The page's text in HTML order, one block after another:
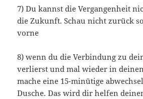
7) Du kannst die Vergangenheit
die Zukunft. Schau nicht zurück
vorne
8) wenn du die Verbindung zu
verlierst und mal wieder in
mache eine 15-minütige
Dusche. Das wird dir helfen